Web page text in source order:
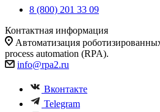
8 (800) 201 33 09
Контактная информация
Автоматизация
process automation (RPA).
info@rpa2.ru
Вконтакте
Telegram